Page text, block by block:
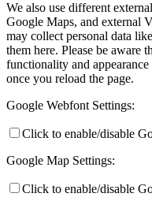
We also use different
Google Maps, and external
may collect personal data
them here. Please be aware
functionality and
once you reload the page.
Google Webfont Settings:
Click to enable/disable
Google Map Settings:
Click to enable/disable